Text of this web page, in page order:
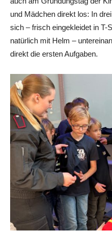
und Mädchen direkt los: In
sich – frisch eingekleidet in T-
natürlich mit Helm –
direkt die ersten Aufgaben.